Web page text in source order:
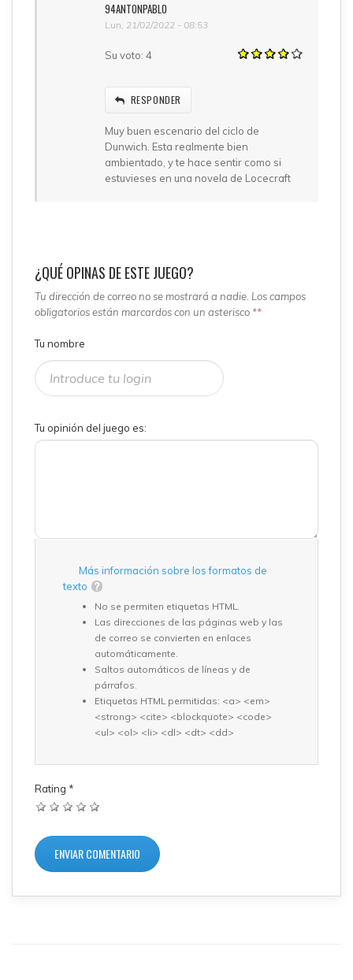
94ANTONPABLO
Lun, 21/02/2022 - 08:53
Su voto: 4
RESPONDER
Muy buen escenario del ciclo de
Dunwich. Esta realmente bien
ambientado, y te hace sentir como si
estuvieses en una novela de Locecraft
¿QUÉ OPINAS DE ESTE JUEGO?
Tu dirección de correo no se mostrará a nadie. Los campos
obligatorios están marcardos con un asterisco **
Tu nombre
Tu opinión del juego es:
Más información sobre los formatos de
texto
No se permiten etiquetas HTML.
Las direcciones de las páginas web y las
de correo se convierten en enlaces
automáticamente.
Saltos automáticos de líneas y de
párrafos.
Etiquetas HTML permitidas: <a> <em>
<strong> <cite> <blockquote> <code>
<ul> <ol> <li> <dl> <dt> <dd>
Rating *